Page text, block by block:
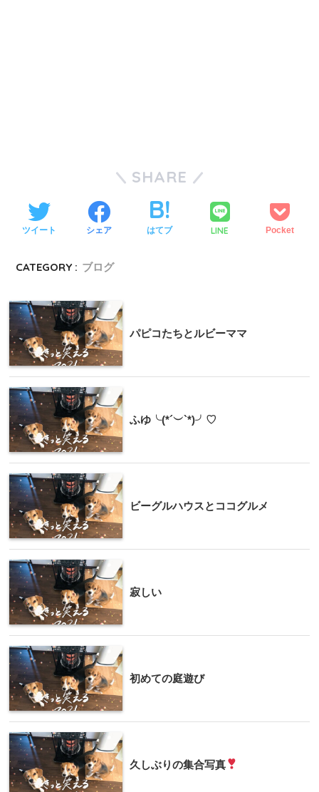
SHARE
ツイート シェア はてブ LINE Pocket
CATEGORY : ブログ
パピコたちとルビーママ
ふゆ╰(*´︶`*)╯♡
ビーグルハウスとココグルメ
寂しい
初めての庭遊び
久しぶりの集合写真